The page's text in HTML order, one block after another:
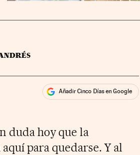
Añadir Cinco Días en Google
duda hoy que la
para quedarse. Y al